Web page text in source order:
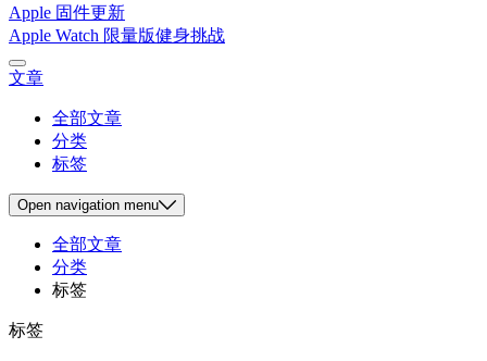
Apple 固件更新
Apple Watch 限量版健身挑战
文章
全部文章
分类
标签
Open navigation menu
全部文章
分类
标签
标签